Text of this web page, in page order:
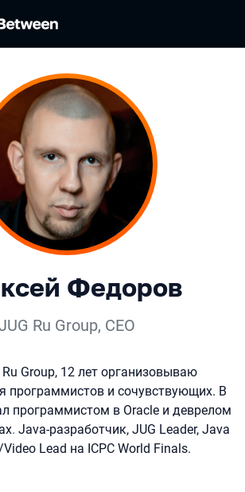
Федоров
Ru Group, CEO
Group, 12 лет организовываю
программистов и сочувствующих. В
программистом в Oracle и деврелом
. Java-разработчик, JUG Leader, Java
Lead на ICPC World Finals.